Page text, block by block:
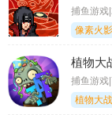
捕鱼游戏
植物大
捕鱼游戏